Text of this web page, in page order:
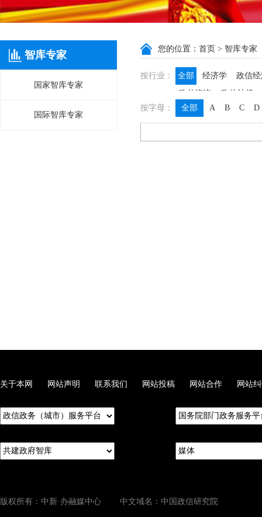
智库专家
国家智库专家
国际智库专家
您的位置： 首页 > 智库专家
按行业： 全部 经济学
政信
政信咨询
政信法律
按字母：
全部 A B C D
关于本网 网站声明 联系我们 网站投稿 网站合作 网站
版权所有：中新·办融媒中心 中文域名：中国政信研究院